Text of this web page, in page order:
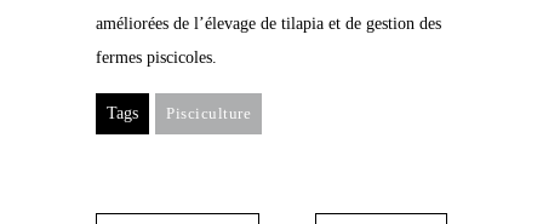
améliorées de l’élevage de tilapia et de gestion des
fermes piscicoles.
Tags Pisciculture